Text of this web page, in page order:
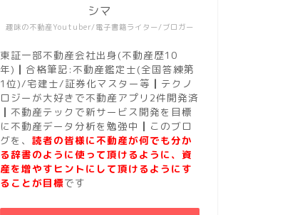
趣味の不動産Youtuber/電子書籍ライター/ブロガー
シマ
東証一部不動産会社出身(不動産歴10
年)┃合格筆記:不動産鑑定士(全国答練第
1位)/宅建士/証券化マスター等┃テクノ
ロジーが大好きで不動産アプリ2件開発済
┃不動産テックで新サービス開発を目標
に不動産データ分析を勉強中┃このブロ
グを、 読者の皆様に不動産が何でも分か
る辞書のように使って頂けるように、資
産を増やすヒントにして頂けるようにす
ることが目標です